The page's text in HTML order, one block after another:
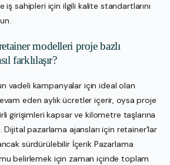
iş sahipleri için ilgili kalite standartlarını
modelleri proje bazlı
farklılaşır?
vadeli kampanyalar için ideal olan
eden aylık ücretler içerir, oysa proje
girişimleri kapsar ve kilometre taşlarına
pazarlama ajansları için retainer’lar
sürdürülebilir İçerik Pazarlama
belirlemek için zaman içinde toplam